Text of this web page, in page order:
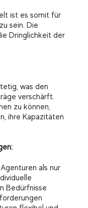
ist es somit für
sein. Die
Dringlichkeit der
was den
verschärft.
zu können,
ihre Kapazitäten
als nur
Bedürfnisse